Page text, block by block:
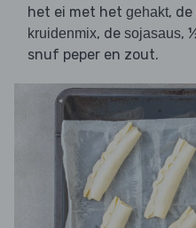
het ei met het gehakt, de
kruidenmix, de sojasaus,
snuf peper en zout.